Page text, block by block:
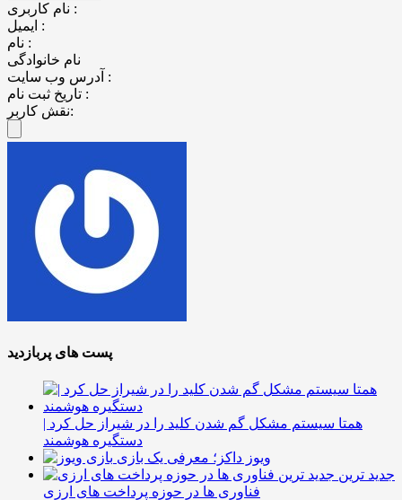
نام کاربری :
ایمیل :
نام :
نام خانوادگی
آدرس وب سایت :
تاریخ ثبت نام :
نقش کاربر:
پست های پربازدید
همتا سیستم مشکل گم شدن کلید را در شیراز حل کرد |
دستگیره هوشمند
ویوز داکز؛ معرفی یک بازی
جدید ترین
فناوری ها در حوزه پرداخت های ارزی